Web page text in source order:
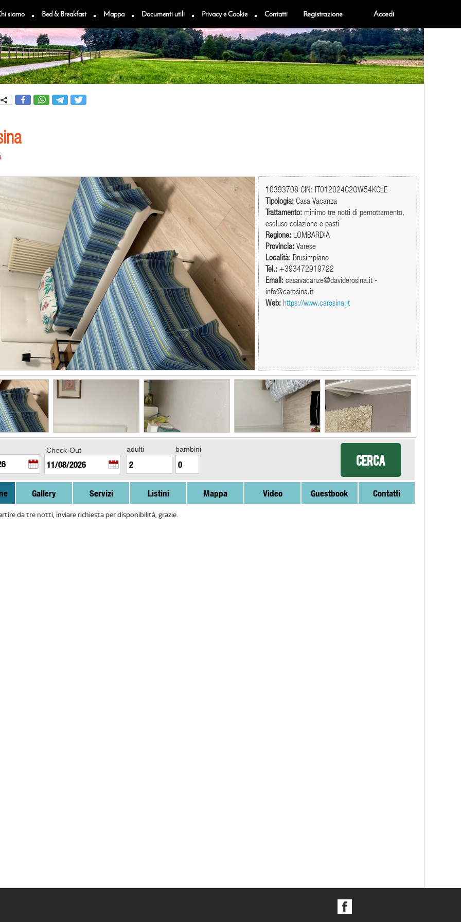
siamo Bed & Breakfast Mappa Documenti utili Privacy e Cookie Contatti Registrazione Accedi
10393708 CIN: IT012024C2QW54KCLE
Tipologia: Casa Vacanza
Trattamento: minimo tre notti di pernottamento,
escluso colazione e pasti
Regione: LOMBARDIA
Provincia: Varese
Località: Brusimpiano
Tel.: +393472919722
Email: casavacanze@daviderosina.it -
info@carosina.it
Web: https://www.carosina.it
Gallery Servizi Listini Mappa Video Guestbook Contatti
da tre notti, inviare richiesta per disponibilità, grazie.
Check-Out adulti bambini
Cerca